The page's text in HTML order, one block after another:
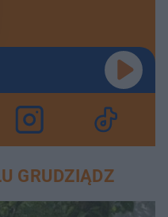
GRUDZIĄDZ